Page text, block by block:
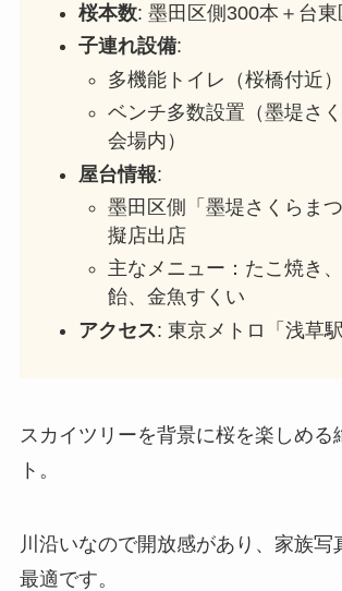
桜本数: 墨田区側300本＋台
子連れ設備:
多機能トイレ（桜橋付近）
ベンチ多数設置（墨堤さ
会場内）
屋台情報:
墨田区側「墨堤さくらま
擬店出店
主なメニュー：たこ焼き
飴、金魚すくい
アクセス: 東京メトロ「浅草
スカイツリーを背景に桜を楽しめる
ト。
川沿いなので開放感があり、家族写
最適です。